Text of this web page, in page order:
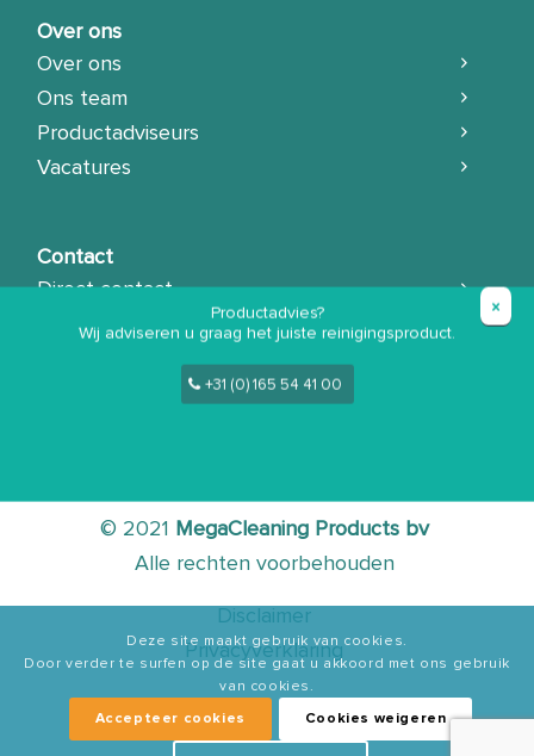
Over ons
Over ons
Ons team
Productadviseurs
Vacatures
Contact
Direct contact
Demonstratie aanvragen
© 2021 MegaCleaning Products bv
Alle rechten voorbehouden
Disclaimer
Privacyverklaring
Productadvies?
Wij adviseren u graag het juiste reinigingsproduct.
+31 (0) 165 54 41 00
Deze site maakt gebruik van cookies.
Door verder te surfen op de site gaat u akkoord met ons gebruik
van cookies.
Accepteer cookies
Cookies weigeren